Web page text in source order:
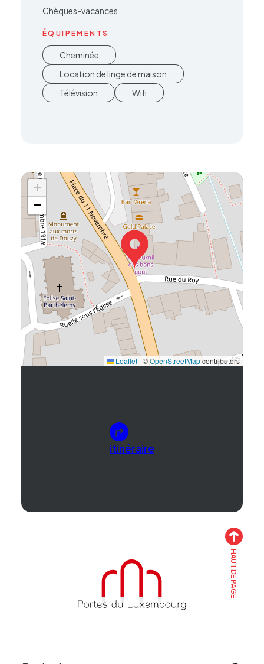
Chèques-vacances
ÉQUIPEMENTS
Cheminée
Location de linge de maison
Télévision
Wifi
+
−
Leaflet | ©OpenStreetMapcontributors
itinéraire
HAUT DE PAGE